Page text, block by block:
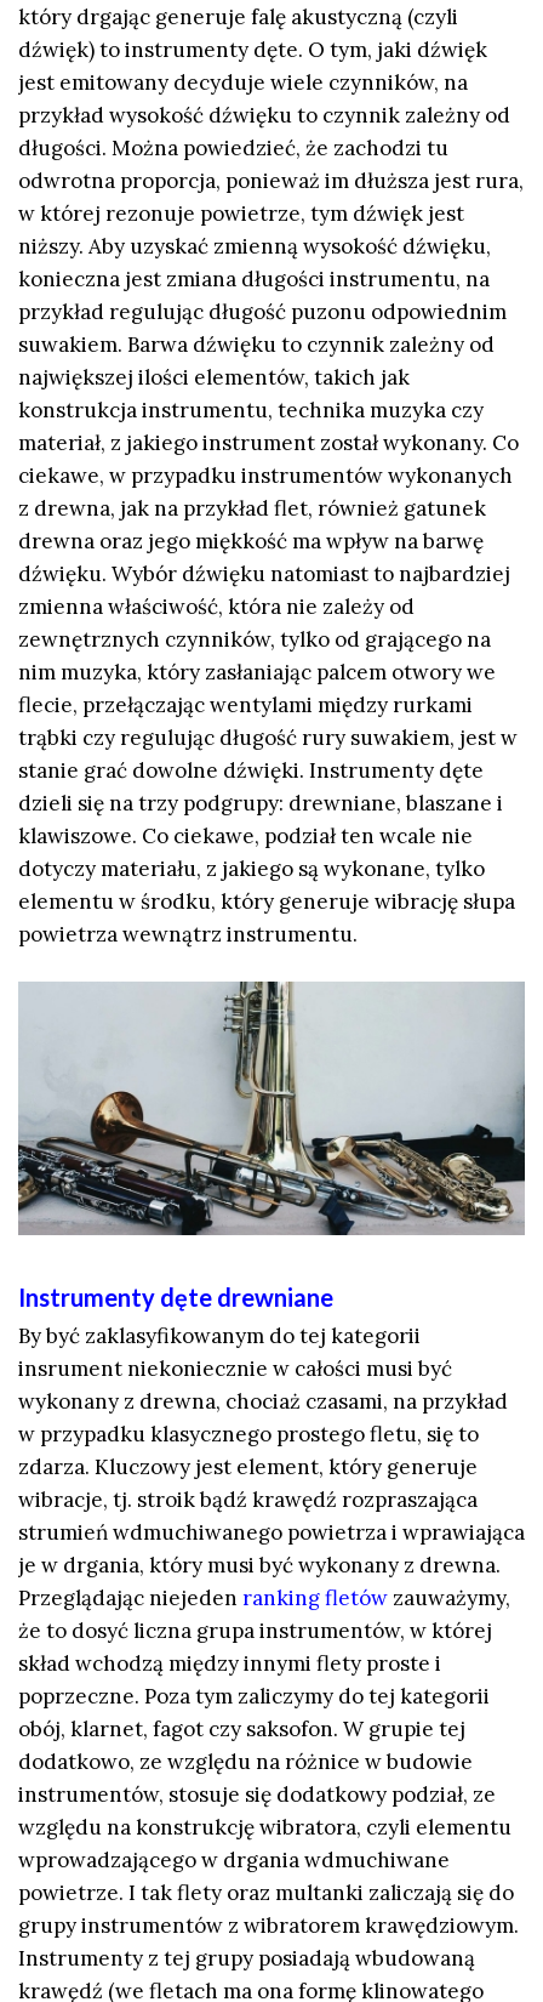
który drgając generuje falę akustyczną (czyli
dźwięk) to instrumenty dęte. O tym, jaki dźwięk
jest emitowany decyduje wiele czynników, na
przykład wysokość dźwięku to czynnik zależny od
długości. Można powiedzieć, że zachodzi tu
odwrotna proporcja, ponieważ im dłuższa jest rura,
w której rezonuje powietrze, tym dźwięk jest
niższy. Aby uzyskać zmienną wysokość dźwięku,
konieczna jest zmiana długości instrumentu, na
przykład regulując długość puzonu odpowiednim
suwakiem. Barwa dźwięku to czynnik zależny od
największej ilości elementów, takich jak
konstrukcja instrumentu, technika muzyka czy
materiał, z jakiego instrument został wykonany. Co
ciekawe, w przypadku instrumentów wykonanych
z drewna, jak na przykład flet, również gatunek
drewna oraz jego miękkość ma wpływ na barwę
dźwięku. Wybór dźwięku natomiast to najbardziej
zmienna właściwość, która nie zależy od
zewnętrznych czynników, tylko od grającego na
nim muzyka, który zasłaniając palcem otwory we
flecie, przełączając wentylami między rurkami
trąbki czy regulując długość rury suwakiem, jest w
stanie grać dowolne dźwięki. Instrumenty dęte
dzieli się na trzy podgrupy: drewniane, blaszane i
klawiszowe. Co ciekawe, podział ten wcale nie
dotyczy materiału, z jakiego są wykonane, tylko
elementu w środku, który generuje wibrację słupa
powietrza wewnątrz instrumentu.
Instrumenty dęte drewniane
By być zaklasyfikowanym do tej kategorii
insrument niekoniecznie w całości musi być
wykonany z drewna, chociaż czasami, na przykład
w przypadku klasycznego prostego fletu, się to
zdarza. Kluczowy jest element, który generuje
wibracje, tj. stroik bądź krawędź rozpraszająca
strumień wdmuchiwanego powietrza i wprawiająca
je w drgania, który musi być wykonany z drewna.
Przeglądając niejeden ranking fletów zauważymy,
że to dosyć liczna grupa instrumentów, w której
skład wchodzą między innymi flety proste i
poprzeczne. Poza tym zaliczymy do tej kategorii
obój, klarnet, fagot czy saksofon. W grupie tej
dodatkowo, ze względu na różnice w budowie
instrumentów, stosuje się dodatkowy podział, ze
względu na konstrukcję wibratora, czyli elementu
wprowadzającego w drgania wdmuchiwane
powietrze. I tak flety oraz multanki zaliczają się do
grupy instrumentów z wibratorem krawędziowym.
Instrumenty z tej grupy posiadają wbudowaną
krawędź (we fletach ma ona formę klinowatego